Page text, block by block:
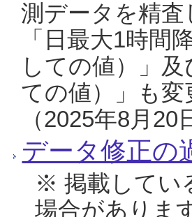
測データを精
「日最大1時間
しての値）」
ての値）」も
（2025年8月20
データ修正の
※ 掲載してい
場合がありま